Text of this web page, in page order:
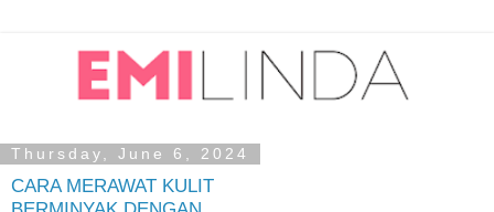
Thursday, June 6, 2024
CARA MERAWAT KULIT